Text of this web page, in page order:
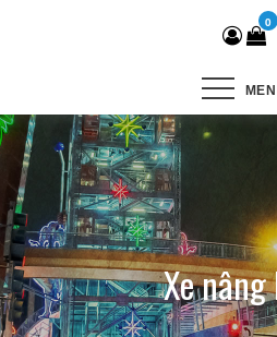
0
Xe nâng